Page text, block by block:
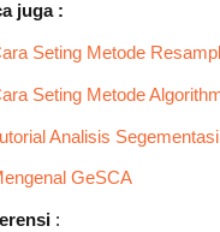
juga :
Seting Metode
Seting Metode
Analisis
GeSCA
: